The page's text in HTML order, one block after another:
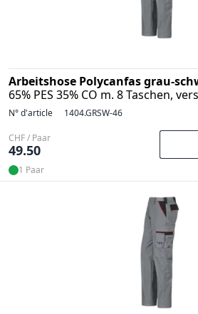
Arbeitshose Polycanfas grau-
65% PES 35% CO m. 8 Taschen,
N° d'article 1404.GRSW-46
CHF / Paar
49.50
1 Paar